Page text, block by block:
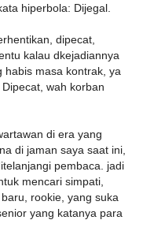
hiperbola: Dijegal.
dipecat,
kalau dkejadiannya
habis masa kontrak, ya
wah korban
di era yang
di jaman saya saat ini,
pembaca. jadi
mencari simpati,
rookie, yang suka
yang katanya para